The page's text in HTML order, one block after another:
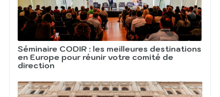
Séminaire CODIR : les meilleures destinations
en Europe pour réunir votre comité de
direction